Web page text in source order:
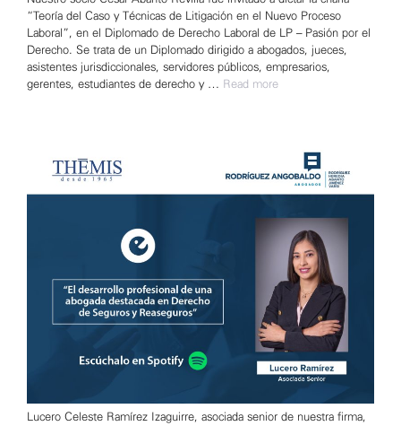
“Teoría del Caso y Técnicas de Litigación en el Nuevo Proceso
Laboral”, en el Diplomado de Derecho Laboral de LP – Pasión por el
Derecho. Se trata de un Diplomado dirigido a abogados, jueces,
asistentes jurisdiccionales, servidores públicos, empresarios,
gerentes, estudiantes de derecho y … Read more
Lucero Celeste Ramírez Izaguirre, asociada senior de nuestra firma,